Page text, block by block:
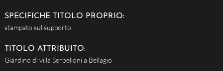
SPECIFICHE TITOLO PROPRIO:
stampato sul supporto
TITOLO ATTRIBUITO:
Giardino di villa Serbelloni a Bellagio